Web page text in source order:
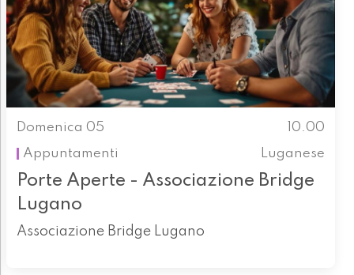
Domenica 05
10.00
Appuntamenti
Luganese
Porte Aperte - Associazione Bridge
Lugano
Associazione Bridge Lugano